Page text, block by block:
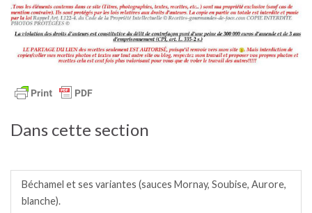
Dans cette section
Béchamel et ses variantes (sauces Mornay, Soubise, Aurore,
blanche).